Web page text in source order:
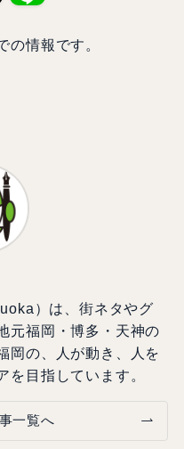
情報です。
）は、街ネタやグ
元福岡・博多・天神の
岡の、人が動き、人を
を目指しています。
一覧へ